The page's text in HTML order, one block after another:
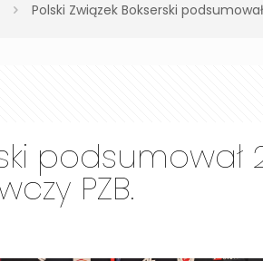
Polski Związek Bokserski
podsumował
PZB.